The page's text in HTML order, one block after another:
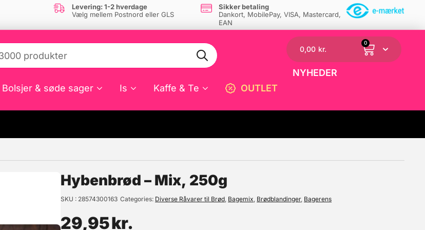
Levering: 1-2 hverdage
Vælg mellem Postnord eller GLS
Sikker betaling
Dankort, MobilePay, VISA, Mastercard,
EAN
Bolsjer & søde sager Is Kaffe & Te OUTLET
0,00 kr.
0
NYHEDER
☓
Hybenbrød – Mix, 250g
SKU 28574300163 Categories Diverse Råvarer til Brød, Bagemix, Brødblandinger, Bagerens
29,95kr.